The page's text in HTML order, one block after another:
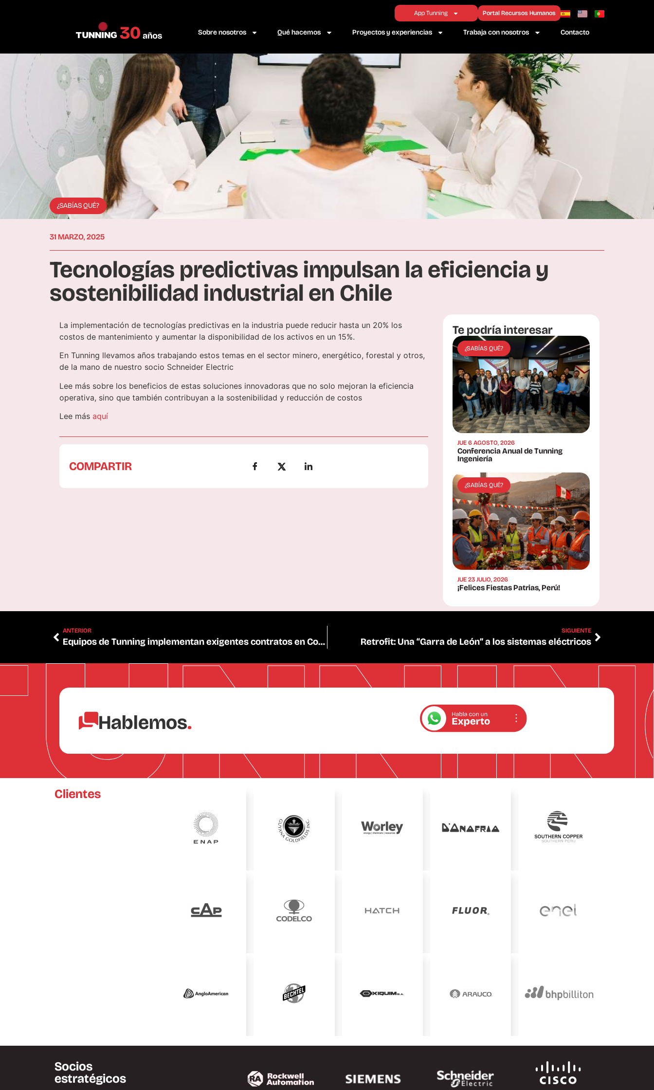
App Tunning Portal Recursos Humanos
Sobre nosotros Qué hacemos Proyectos y experiencias Trabaja con nosotros Contacto
¿SABÍAS QUÉ?
31 MARZO, 2025
Tecnologías predictivas impulsan la eficiencia y
sostenibilidad industrial en Chile
La implementación de tecnologías predictivas en la industria puede reducir hasta un 20% los
costos de mantenimiento y aumentar la disponibilidad de los activos en un 15%.
En Tunning llevamos años trabajando estos temas en el sector minero, energético, forestal y otros,
de la mano de nuestro socio Schneider Electric
Lee más sobre los beneficios de estas soluciones innovadoras que no solo mejoran la eficiencia
operativa, sino que también contribuyan a la sostenibilidad y reducción de costos
Lee más aquí
COMPARTIR
Te podría interesar
¿SABÍAS QUÉ?
JUE 6 AGOSTO, 2026
Conferencia Anual de Tunning
Ingeniería
¿SABÍAS QUÉ?
JUE 23 JULIO, 2026
¡Felices Fiestas Patrias, Perú!
ANTERIOR
Equipos de Tunning implementan exigentes contratos en Codelco
SIGUIENTE
Retrofit: Una “Garra de León” a los sistemas eléctricos
Hablemos.
Clientes
Socios
estratégicos